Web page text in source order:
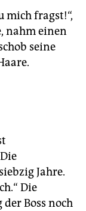
mich fragst!“,
nahm einen
seine
Jahre.
Die
Boss noch